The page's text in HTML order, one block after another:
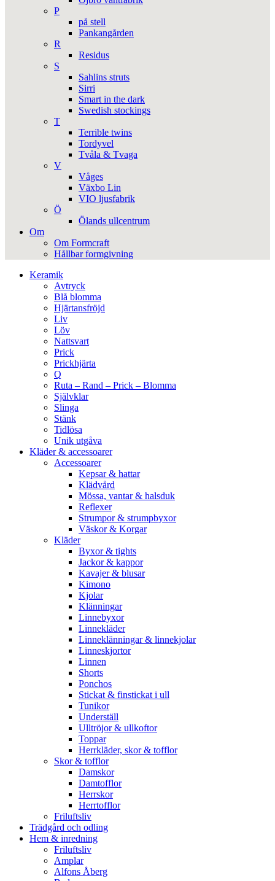
P
på stell
Pankangården
R
Residus
S
Sahlins struts
Sirri
Smart in the dark
Swedish stockings
T
Terrible twins
Tordyvel
Tvåla & Tvaga
V
Våges
Växbo Lin
VIO ljusfabrik
Ö
Ölands ullcentrum
Om
Om Formcraft
Hållbar formgivning
Keramik
Avtryck
Blå blomma
Hjärtansfröjd
Liv
Löv
Nattsvart
Prick
Prickhjärta
Q
Ruta – Rand – Prick – Blomma
Självklar
Slinga
Stänk
Tidlösa
Unik utgåva
Kläder & accessoarer
Accessoarer
Kepsar & hattar
Klädvård
Mössa, vantar & halsduk
Reflexer
Strumpor & strumpbyxor
Väskor & Korgar
Kläder
Byxor & tights
Jackor & kappor
Kavajer & blusar
Kimono
Kjolar
Klänningar
Linnebyxor
Linnekläder
Linneklänningar & linnekjolar
Linneskjortor
Linnen
Shorts
Ponchos
Stickat & finstickat i ull
Tunikor
Underställ
Ulltröjor & ullkoftor
Toppar
Herrkläder, skor & tofflor
Skor & tofflor
Damskor
Damtofflor
Herrskor
Herrtofflor
Friluftsliv
Trädgård och odling
Hem & inredning
Friluftsliv
Amplar
Alfons Åberg